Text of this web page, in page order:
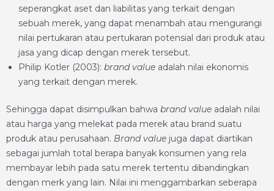
seperangkat aset dan liabilitas yang terkait dengan
sebuah merek, yang dapat menambah atau mengurangi
nilai pertukaran atau pertukaran potensial dari produk atau
jasa yang dicap dengan merek tersebut.
Philip Kotler (2003): brand value adalah nilai ekonomis
yang terkait dengan merek.
Sehingga dapat disimpulkan bahwa brand value adalah nilai
atau harga yang melekat pada merek atau brand suatu
produk atau perusahaan. Brand value juga dapat diartikan
sebagai jumlah total berapa banyak konsumen yang rela
membayar lebih pada satu merek tertentu dibandingkan
dengan merk yang lain. Nilai ini menggambarkan seberapa